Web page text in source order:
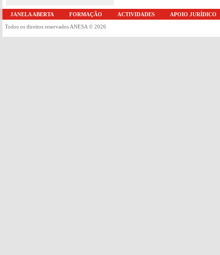
JANELA ABERTA FORMAÇÃO ACTIVIDADES APOIO JURÍDICO
Todos os direitos reservados ANESA © 2026